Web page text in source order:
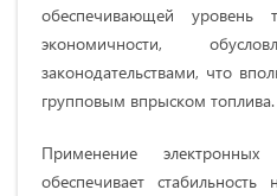
обеспечивающей уровень
экономичности,
законодательствами, что
групповым впрыском топлива.
Применение
обеспечивает